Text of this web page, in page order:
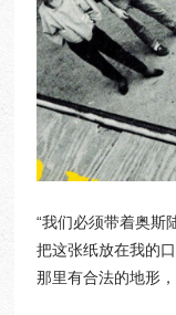
​“我们必须带着奥斯
把这张纸放在我的
那里有合法的地形